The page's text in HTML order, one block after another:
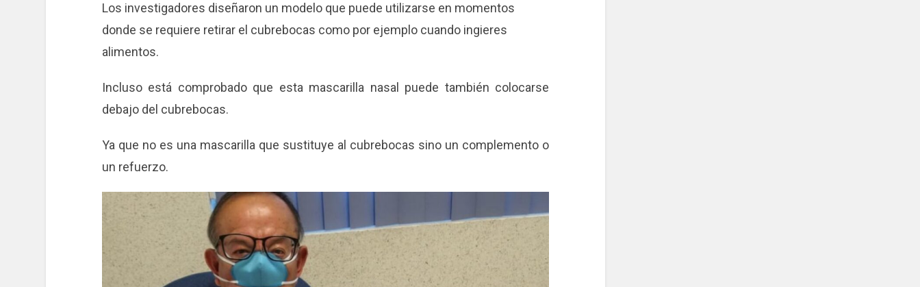
Los investigadores diseñaron un modelo que puede utilizarse en momentos
donde se requiere retirar el cubrebocas como por ejemplo cuando ingieres
alimentos.
Incluso está comprobado que esta mascarilla nasal puede también colocarse
debajo del cubrebocas.
Ya que no es una mascarilla que sustituye al cubrebocas sino un complemento o
un refuerzo.